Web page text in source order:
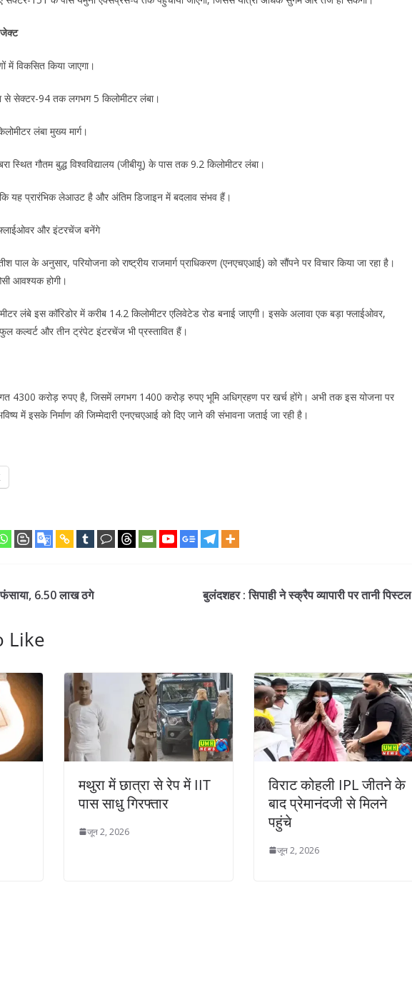
में विकसित किया जाएगा।
से सेक्टर-94 तक लगभग 5 किलोमीटर लंबा।
लंबा मुख्य मार्ग।
स्थित गौतम बुद्ध विश्वविद्यालय (जीबीयू) के पास तक 9.2 किलोमीटर लंबा।
कि यह प्रारंभिक लेआउट है और अंतिम डिजाइन में बदलाव संभव हैं।
फ्लाईओवर और इंटरचेंज बनेंगे
पाल के अनुसार, परियोजना को राष्ट्रीय राजमार्ग प्राधिकरण (एनएचएआई) को सौंपने पर विचार किया जा रहा है।
आवश्यक होगी।
लंबे इस कॉरिडोर में करीब 14.2 किलोमीटर एलिवेटेड रोड बनाई जाएगी। इसके अलावा एक बड़ा फ्लाईओवर,
कल्वर्ट और तीन ट्रंपेट इंटरचेंज भी प्रस्तावित हैं।
4300 करोड़ रुपए है, जिसमें लगभग 1400 करोड़ रुपए भूमि अधिग्रहण पर खर्च होंगे। अभी तक इस योजना पर
में इसके निर्माण की जिम्मेदारी एनएचएआई को दिए जाने की संभावना जताई जा रही है।
6.50 लाख ठगे बुलंदशहर : सिपाही ने स्क्रैप व्यापारी पर तानी पिस्टल
Like
मथुरा में छात्रा से रेप में IIT
पास साधु गिरफ्तार
जून 2, 2026
विराट कोहली IPL जीतने के
बाद प्रेमानंदजी से मिलने
पहुंचे
जून 2, 2026